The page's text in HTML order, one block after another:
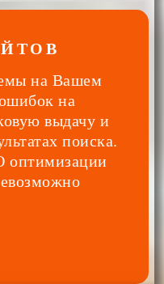
на Вашем
на
выдачу и
поиска.
оптимизации